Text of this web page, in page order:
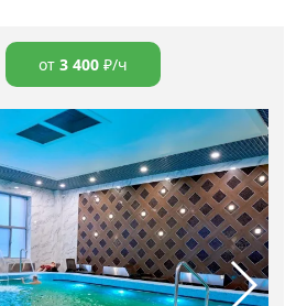
от 3 400 ₽/ч